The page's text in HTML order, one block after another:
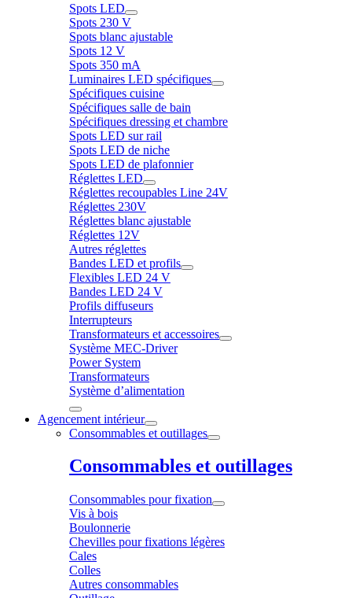
Spots LED
Spots 230 V
Spots blanc ajustable
Spots 12 V
Spots 350 mA
Luminaires LED spécifiques
Spécifiques cuisine
Spécifiques salle de bain
Spécifiques dressing et chambre
Spots LED sur rail
Spots LED de niche
Spots LED de plafonnier
Réglettes LED
Réglettes recoupables Line 24V
Réglettes 230V
Réglettes blanc ajustable
Réglettes 12V
Autres réglettes
Bandes LED et profils
Flexibles LED 24 V
Bandes LED 24 V
Profils diffuseurs
Interrupteurs
Transformateurs et accessoires
Système MEC-Driver
Power System
Transformateurs
Système d’alimentation
Agencement intérieur
Consommables et outillages
Consommables et outillages
Consommables pour fixation
Vis à bois
Boulonnerie
Chevilles pour fixations légères
Cales
Colles
Autres consommables